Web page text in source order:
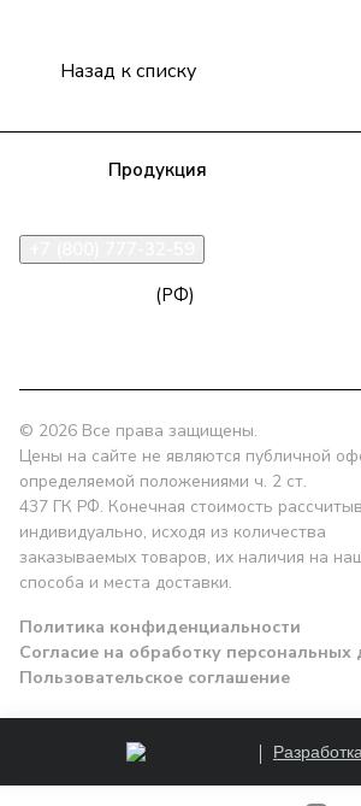
Заказать
Назад к списку
Продукция
(РФ)
© 2026 Все права защищены.
Цены на сайте не являются публичной
определяемой положениями ч. 2 ст.
437 ГК РФ. Конечная стоимость
индивидуально, исходя из количества
заказываемых товаров, их наличия на
способа и места доставки.
Политика конфиденциальности
Согласие на обработку персональных
Пользовательское соглашение